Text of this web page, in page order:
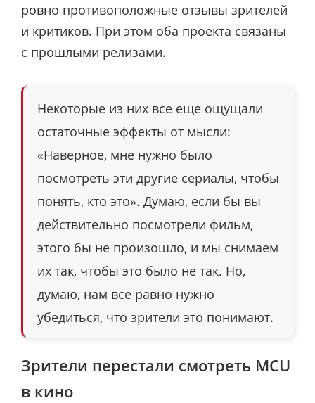
ровно противоположные отзывы зрителей
и критиков. При этом оба проекта связаны
с прошлыми релизами.
Некоторые из них все еще ощущали
остаточные эффекты от мысли:
«Наверное, мне нужно было
посмотреть эти другие сериалы, чтобы
понять, кто это». Думаю, если бы вы
действительно посмотрели фильм,
этого бы не произошло, и мы снимаем
их так, чтобы это было не так. Но,
думаю, нам все равно нужно
убедиться, что зрители это понимают.
Зрители перестали смотреть MCU
в кино